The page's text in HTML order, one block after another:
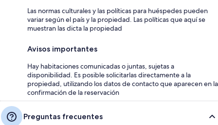
Las normas culturales y las políticas para huéspedes pueden
variar según el país y la propiedad. Las políticas que aquí se
muestran las dicta la propiedad
Avisos importantes
Hay habitaciones comunicadas o juntas, sujetas a
disponibilidad. Es posible solicitarlas directamente a la
propiedad, utilizando los datos de contacto que aparecen en la
confirmación de la reservación
Preguntas frecuentes